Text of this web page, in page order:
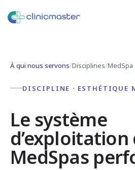
À qui nous servons/Disciplines/MedSpa
DISCIPLINE · ESTHÉTIQUE
Le système
d’exploitation
MedSpas